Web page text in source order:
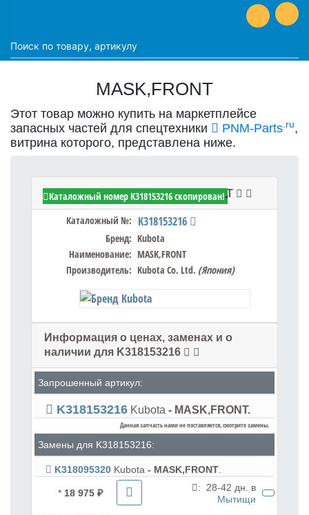
MASK,FRONT
Этот товар можно купить на маркетплейсе
запасных частей для спецтехники
PNM-Parts.ru,
витрина которого, представлена ниже.
Kubota K318153216 - MASK,FRONT
Каталожный №: K318153216
Бренд: Kubota
Наименование: MASK,FRONT
Производитель: Kubota Co. Ltd. (Япония)
Каталожный номер K318153216 скопирован!
Информация о ценах, заменах и о
наличии для K318153216
Запрошенный артикул:
K318153216 Kubota - MASK,FRONT.
Данная запчасть нами не поставляется, смотрите замены.
Замены для K318153216:
K318095320 Kubota - MASK,FRONT.
* 18 975 ₽ : 28-42 дн. в
Мытищи